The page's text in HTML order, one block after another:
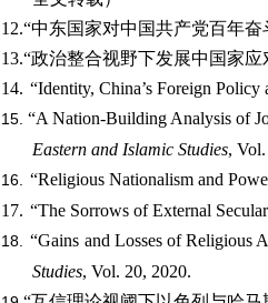
12.“中东国家对中国共产党百年
13.“政治整合视野下发展中国家
14. “Identity, China’s Foreign Policy
15. “A Nation-Building Analysis of
Eastern and Islamic Studies,
16. “Religious Nationalism and
17. “The Sorrows of External
18. “Gains and Losses of Religious
Studies, Vol. 20, 2020.